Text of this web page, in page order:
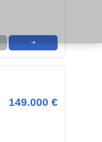
➜
149.000 €